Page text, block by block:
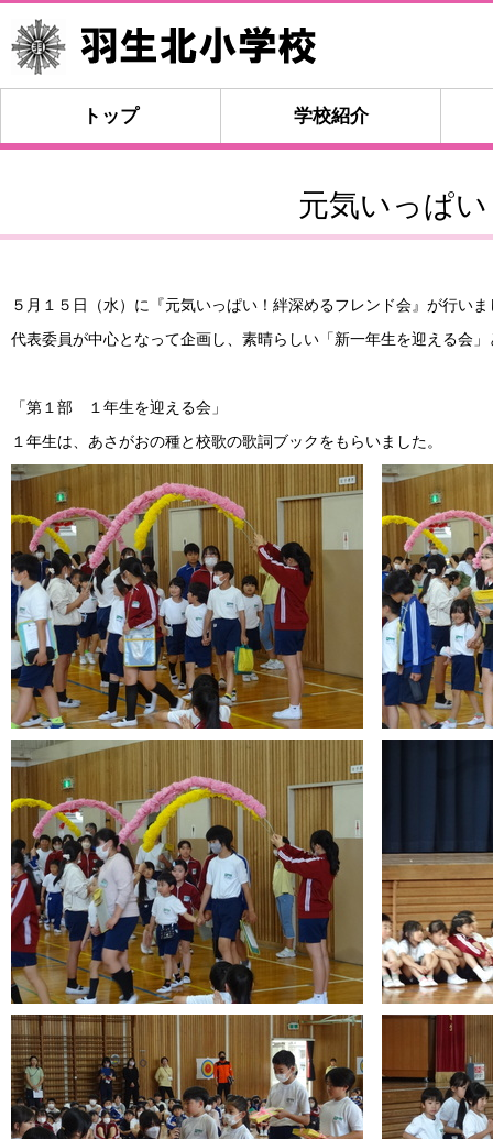
トップ 学校紹介
元気いっぱ
５月１５日（水）に『元気いっぱい！絆深めるフレンド会』が行いま
代表委員が中心となって企画し、素晴らしい「新一年生を迎える会
「第１部 １年生を迎える会」
１年生は、あさがおの種と校歌の歌詞ブックをもらいました。